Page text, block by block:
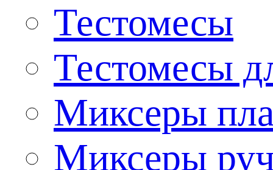
Тестомесы
Тестомесы
Миксеры
Миксеры